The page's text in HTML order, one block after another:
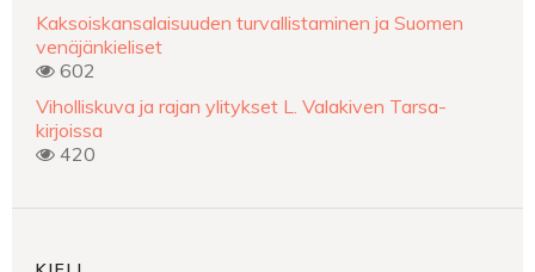
Kaksoiskansalaisuuden turvallistaminen ja Suomen
venäjänkieliset
602
Viholliskuva ja rajan ylitykset L. Valakiven Tarsa-
kirjoissa
420